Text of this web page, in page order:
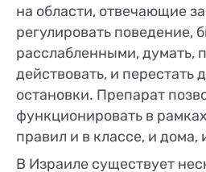
на области, отвечающие
регулировать поведение,
расслабленными, думать,
действовать, и перестать
остановки. Препарат
функционировать в
правил и в классе, и дома,
В Израиле существует